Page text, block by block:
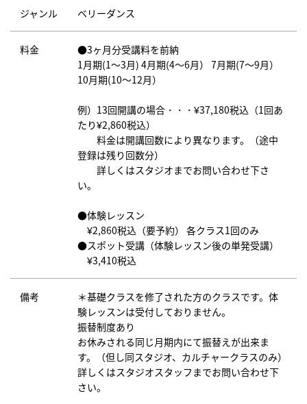
ジャンル ベリーダンス
料金
●3ヶ月分受講料を前納
1月期(1～3月) 4月期(4～6月） 7月期(7～9月）
10月期(10～12月）
例）13回開講の場合・・・¥37,180税込（1回あ
たり¥2,860税込）
料金は開講回数により異なります。（途中
登録は残り回数分）
詳しくはスタジオまでお問い合わせ下さ
い。
●体験レッスン
¥2,860税込（要予約） 各クラス1回のみ
●スポット受講（体験レッスン後の単発受講）
¥3,410税込
備考
＊基礎クラスを修了された方のクラスです。体
験レッスンは受付しておりません。
振替制度あり
お休みされる同じ月期内にて振替えが出来ま
す。（但し同スタジオ、カルチャークラスのみ）
詳しくはスタジオスタッフまでお問い合わせ下
さい。